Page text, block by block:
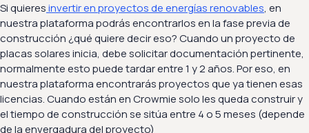
Si quieresinvertir en proyectos de energías renovables, en
nuestra plataforma podrás encontrarlos en la fase previa de
construcción ¿qué quiere decir eso? Cuando un proyecto de
placas solares inicia, debe solicitar documentación pertinente,
normalmente esto puede tardar entre 1 y 2 años. Por eso, en
nuestra plataforma encontrarás proyectos que ya tienen esas
licencias. Cuando están en Crowmie solo les queda construir y
el tiempo de construcción se sitúa entre 4 o 5 meses (depende
de la envergadura del proyecto)